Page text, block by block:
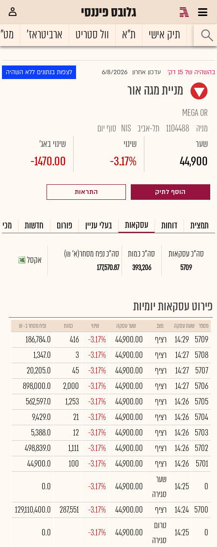
גלובס פיננסי
ראשי תיק אישי ת"א וול סטריט ארביטראז'
בהשהיה של 15 דק' |עדכון אחרון 6/8/2026 לצפות בנתונים ללא השהיה
מניית מגה אור
MEGA OR
מניה
1104488 תל-אביב NIS סוף יום
שער
44,900
שינוי
-3.17%
שינוי באג'
-1470.00
הוסף לתיק התראות
תמצית דוחות עסקאות בעלי עניין פורום חדשות
סה"כ עסקאות
5709
סה"כ כמות
393,206
סה"כ נפח מסחר(א' ₪)
177,570.87
אקסל
פירוט עסקאות יומיות
מספר שעת עסקה מצב שער עסקה שינוי כמות נפח מסחר ב- ₪
5709
14:29 רציף 44,900.00
-3.17%
416
186,784.0
5708
14:27 רציף 44,900.00
-3.17%
3
1,347.0
5707
14:27 רציף 44,900.00
-3.17%
45
20,205.0
5706
14:27 רציף 44,900.00
-3.17%
2,000
898,000.0
5705
14:26 רציף 44,900.00
-3.17%
1,253
562,597.0
5704
14:26 רציף 44,900.00
-3.17%
21
9,429.0
5703
14:26 רציף 44,900.00
-3.17%
12
5,388.0
5702
14:26 רציף 44,900.00
-3.17%
1,111
498,839.0
5701
14:26 רציף 44,900.00
-3.17%
100
44,900.0
0
14:25
שער
סגירה
44,900.00
-3.17%
0.0
5700
14:24 רציף 44,900.00
-3.17%
287,551
129,110,400.0
0
14:25
טרום
סגירה
44,900.00
-3.17%
0.0